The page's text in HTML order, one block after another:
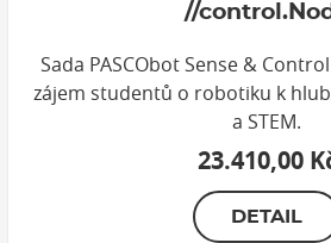
//
Sada PASCObot Sense &
zájem studentů o robotiku k
a STEM.
23.410,00
DETAIL